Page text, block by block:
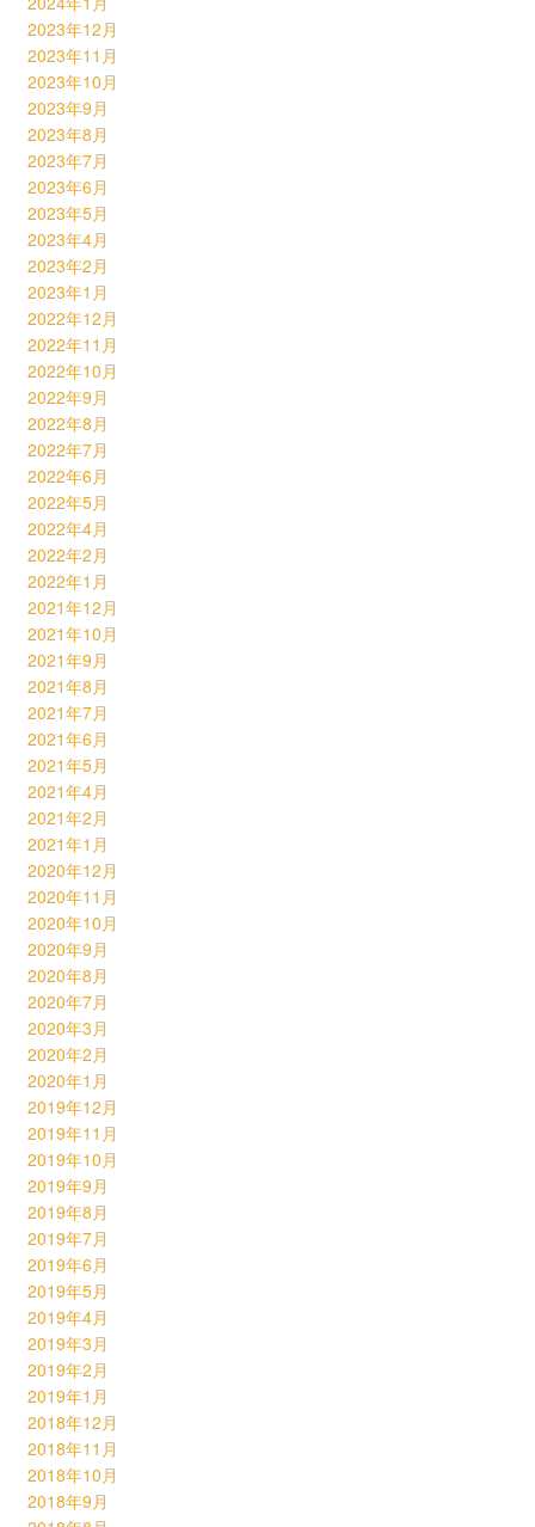
2023年12月
2023年11月
2023年10月
2023年9月
2023年8月
2023年7月
2023年6月
2023年5月
2023年4月
2023年2月
2023年1月
2022年12月
2022年11月
2022年10月
2022年9月
2022年8月
2022年7月
2022年6月
2022年5月
2022年4月
2022年2月
2022年1月
2021年12月
2021年10月
2021年9月
2021年8月
2021年7月
2021年6月
2021年5月
2021年4月
2021年2月
2021年1月
2020年12月
2020年11月
2020年10月
2020年9月
2020年8月
2020年7月
2020年3月
2020年2月
2020年1月
2019年12月
2019年11月
2019年10月
2019年9月
2019年8月
2019年7月
2019年6月
2019年5月
2019年4月
2019年3月
2019年2月
2019年1月
2018年12月
2018年11月
2018年10月
2018年9月